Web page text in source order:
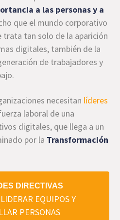
a las personas y a
que el mundo corporativo
trata tan solo de la aparición
digitales, también de la
de trabajadores y
necesitan líderes
laboral de una
digitales, que llega a un
por la Transformación
DIRECTIVAS
EQUIPOS Y
PERSONAS